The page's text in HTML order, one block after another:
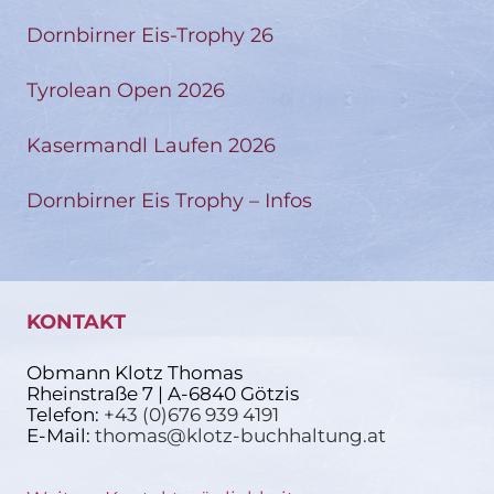
Dornbirner Eis-Trophy 26
Tyrolean Open 2026
Kasermandl Laufen 2026
Dornbirner Eis Trophy – Infos
KONTAKT
Obmann Klotz Thomas
Rheinstraße 7 | A-6840 Götzis
Telefon: +43 (0)676 939 4191
E-Mail: thomas@klotz-buchhaltung.at